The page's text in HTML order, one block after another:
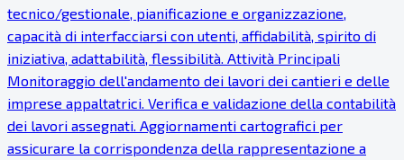
tecnico/gestionale, pianificazione e organizzazione,
capacità di interfacciarsi con utenti, affidabilità, spirito di
iniziativa, adattabilità, flessibilità. Attività Principali
Monitoraggio dell'andamento dei lavori dei cantieri e delle
imprese appaltatrici. Verifica e validazione della contabilità
dei lavori assegnati. Aggiornamenti cartografici per
assicurare la corrispondenza della rappresentazione a